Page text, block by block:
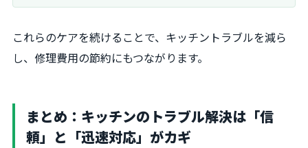
これらのケアを続けることで、キッチントラブルを減ら
し、修理費用の節約にもつながります。
まとめ：キッチンのトラブル解決は「信
頼」と「迅速対応」がカギ